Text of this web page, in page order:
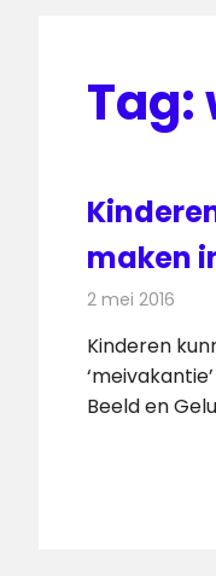
Tag:
maken
2 mei 2016
Kinderen
Beeld en